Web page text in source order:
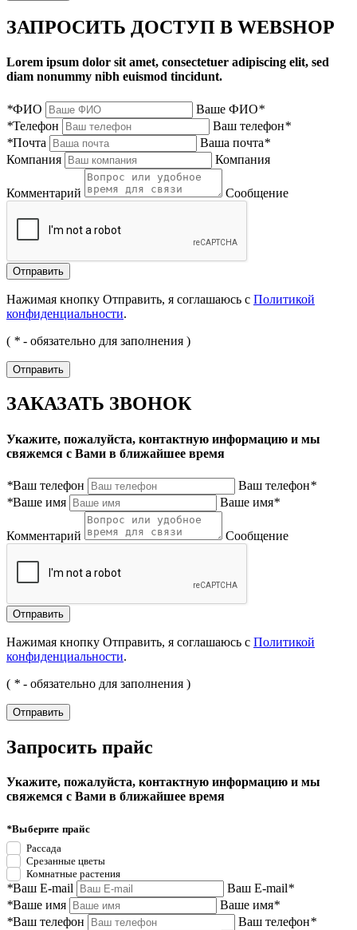
ЗАПРОСИТЬ ДОСТУП В WEBSHOP
Lorem ipsum dolor sit amet, consectetuer adipiscing elit, sed
diam nonummy nibh euismod tincidunt.
*ФИО Ваше ФИО*
*Телефон Ваш телефон*
*Почта Ваша почта*
Компания
Компания
Комментарий Сообщение
Нажимая кнопку Отправить, я соглашаюсь с Политикой
конфиденциальности.
( * - обязательно для заполнения )
ЗАКАЗАТЬ ЗВОНОК
Укажите, пожалуйста, контактную информацию и мы
свяжемся с Вами в ближайшее время
*Ваш телефон Ваш телефон*
*Ваше имя Ваше имя*
Комментарий Сообщение
Нажимая кнопку Отправить, я соглашаюсь с Политикой
конфиденциальности.
( * - обязательно для заполнения )
Запросить прайс
Укажите, пожалуйста, контактную информацию и мы
свяжемся с Вами в ближайшее время
*Выберите прайс
Рассада
Срезанные цветы
Комнатные растения
*Ваш E-mail Ваш E-mail*
*Ваше имя Ваше имя*
*Ваш телефон Ваш телефон*